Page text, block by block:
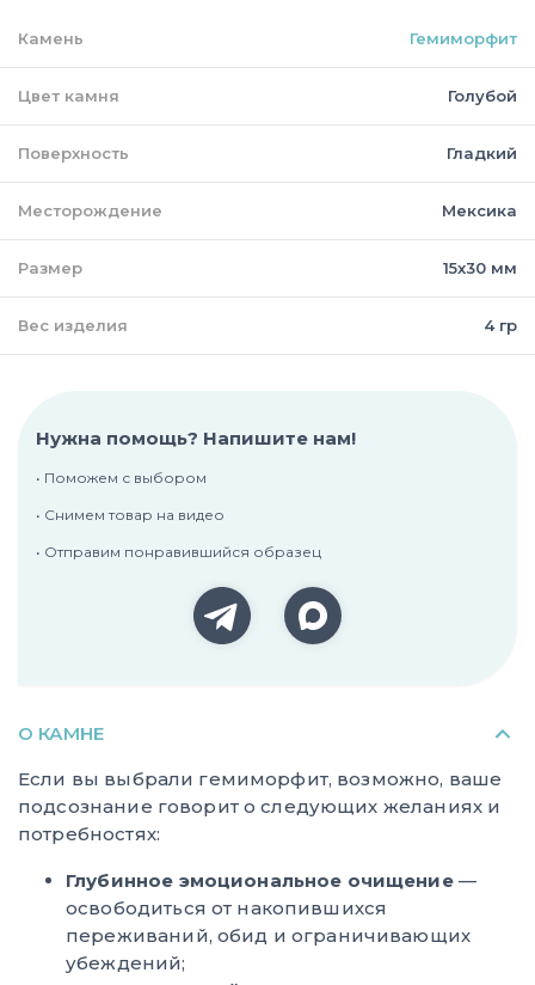
Камень Гемиморфит
Цвет камня Голубой
Поверхность Гладкий
Месторождение Мексика
Размер 15х30 мм
Вес изделия 4 гр
Нужна помощь? Напишите нам!
• Поможем с выбором
• Снимем товар на видео
• Отправим понравившийся образец
О КАМНЕ
Если вы выбрали гемиморфит, возможно, ваше
подсознание говорит о следующих желаниях и
потребностях:
Глубинное эмоциональное очищение—
освободиться от накопившихся
переживаний, обид и ограничивающих
убеждений;